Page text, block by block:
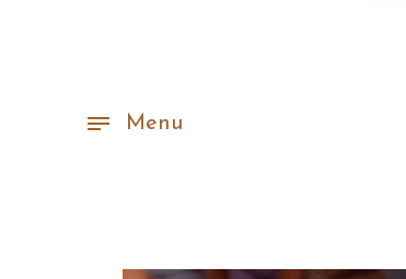
Menu